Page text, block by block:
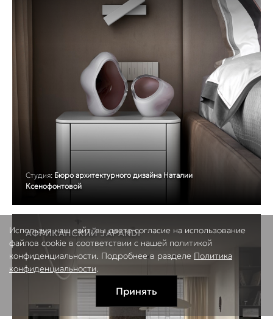
Студия: Бюро архитектурного дизайна Наталии
Ксенофонтовой
АФРИКАНСКИЙ JAPANDI
Используя наш сайт, вы даете согласие на использование
файлов cookie в соответствии с нашей политикой
конфиденциальности. Подробнее в разделе Политика
конфиденциальности.
Принять